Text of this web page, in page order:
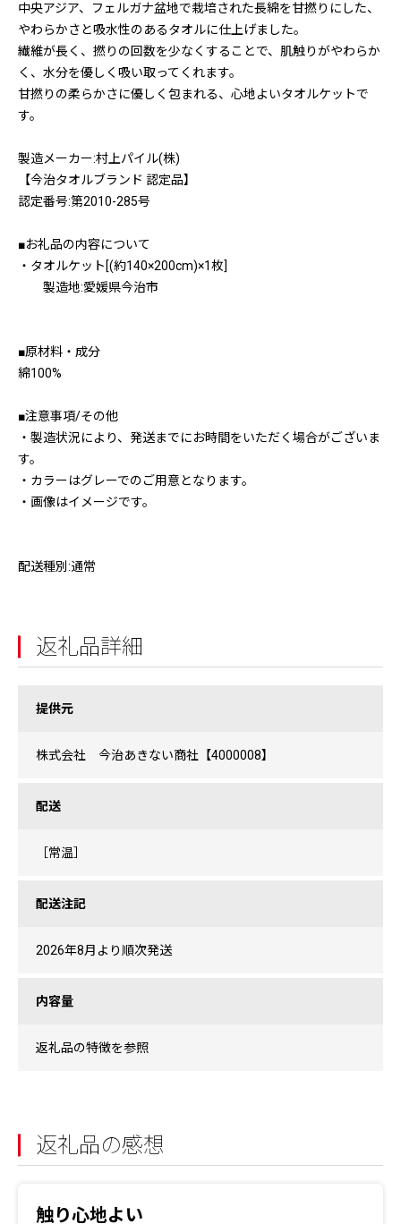
中央アジア、フェルガナ盆地で栽培された長綿を甘撚りにした、
やわらかさと吸水性のあるタオルに仕上げました。
繊維が長く、撚りの回数を少なくすることで、肌触りがやわらか
く、水分を優しく吸い取ってくれます。
甘撚りの柔らかさに優しく包まれる、心地よいタオルケットで
す。
製造メーカー:村上パイル(株)
【今治タオルブランド 認定品】
認定番号:第2010-285号
■お礼品の内容について
・タオルケット[(約140×200cm)×1枚]
製造地:愛媛県今治市
■原材料・成分
綿100%
■注意事項/その他
・製造状況により、発送までにお時間をいただく場合がございま
す。
・カラーはグレーでのご用意となります。
・画像はイメージです。
配送種別:通常
返礼品詳細
提供元
株式会社 今治あきない商社【4000008】
配送
［常温］
配送注記
2026年8月より順次発送
内容量
返礼品の特徴を参照
返礼品の感想
触り心地よい